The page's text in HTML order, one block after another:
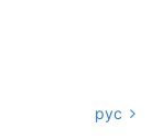
рус